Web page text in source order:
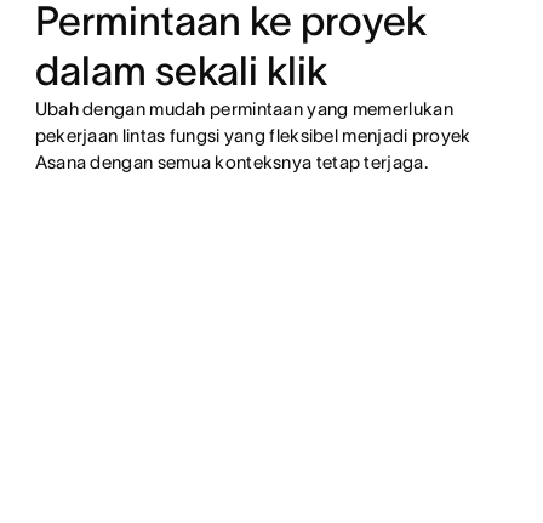
Permintaan ke proyek
dalam sekali klik
Ubah dengan mudah permintaan yang memerlukan
pekerjaan lintas fungsi yang fleksibel menjadi proyek
Asana dengan semua konteksnya tetap terjaga.